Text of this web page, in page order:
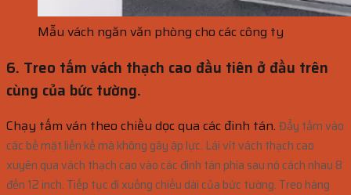
Mẫu vách ngăn văn phòng cho các công ty
6. Treo tấm vách thạch cao đầu tiên ở đầu trên
cùng của bức tường.
Chạy tấm ván theo chiều dọc qua các đinh tán. Đẩy tấm vào
các bề mặt liền kề mà không gây áp lực. Lái vít vách thạch cao
xuyên qua vách thạch cao vào các đinh tán phía sau nó cách nhau 8
đến 12 inch. Tiếp tục đi xuống chiều dài của bức tường. Treo hàng